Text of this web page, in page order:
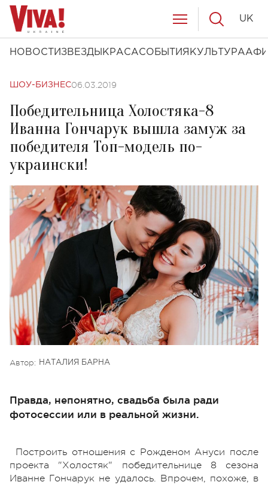
НОВОСТИ ЗВЕЗДЫ КРАСАСОБЫТИЯ КУЛЬТУРА
UK
ШОУ-БИЗНЕС06.03.2019
Победительница Холостяка-8
Иванна Гончарук вышла замуж за
победителя Топ-модель по-
украински!
Автор: НАТАЛИЯ БАРНА
Правда, непонятно, свадьба была ради
фотосессии или в реальной жизни.
Построить отношения с Рожденом Ануси после
проекта "Холостяк" победительнице 8 сезона
Иванне Гончарук не удалось. Впрочем, похоже, в